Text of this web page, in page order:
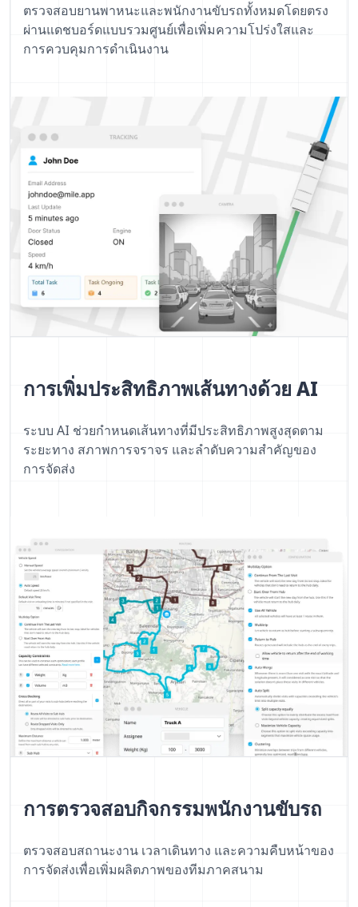
ตรวจสอบยานพาหนะและพนักงานขับรถทั้งหมดโดยตรง
ผ่านแดชบอร์ดแบบรวมศูนย์เพื่อเพิ่มความโปร่งใสและ
การควบคุมการดำเนินงาน
การเพิ่มประสิทธิภาพเส้นทางด้วย AI
ระบบ AI ช่วยกำหนดเส้นทางที่มีประสิทธิภาพสูงสุดตาม
ระยะทาง สภาพการจราจร และลำดับความสำคัญของ
การจัดส่ง
การตรวจสอบกิจกรรมพนักงานขับรถ
ตรวจสอบสถานะงาน เวลาเดินทาง และความคืบหน้าของ
การจัดส่งเพื่อเพิ่มผลิตภาพของทีมภาคสนาม